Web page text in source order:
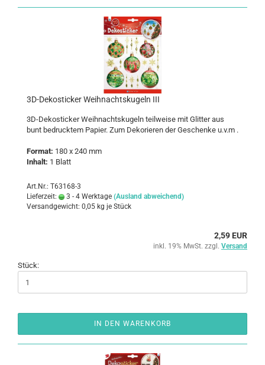
3D-​De­kosti­cker Weih­nachts­ku­geln III
3D-​Dekosticker Weih­nachts­ku­geln teil­wei­se mit Glit­ter aus
bunt be­druck­tem Pa­pier. Zum De­ko­rie­ren der Ge­schen­ke u.v.m .
For­mat: 180 x 240 mm
In­halt: 1 Blatt
Art.Nr.: T63168-3
Lieferzeit:
3 - 4 Werktage (Ausland abweichend)
Versandgewicht: 0,05 kg je Stück
2,59 EUR
inkl. 19% MwSt. zzgl. Versand
Stück:
IN DEN WARENKORB